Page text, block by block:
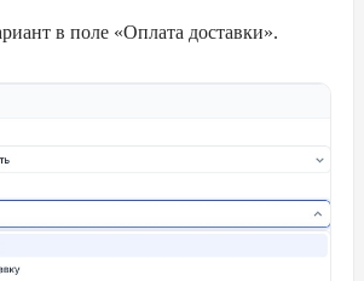
в поле «Оплата доставки».